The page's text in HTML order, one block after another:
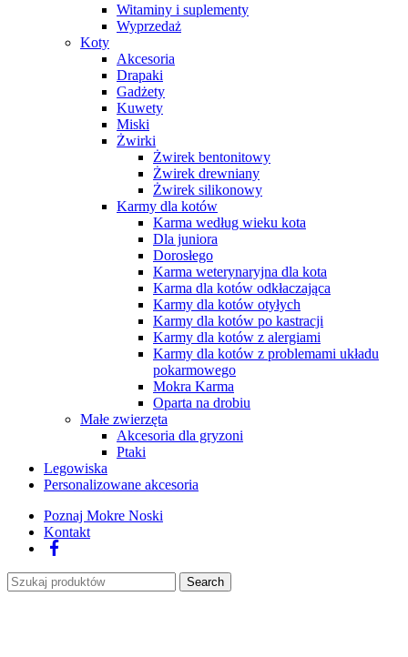
Witaminy i suplementy
Wyprzedaż
Koty
Akcesoria
Drapaki
Gadżety
Kuwety
Miski
Żwirki
Żwirek bentonitowy
Żwirek drewniany
Żwirek silikonowy
Karmy dla kotów
Karma według wieku kota
Dla juniora
Dorosłego
Karma weterynaryjna dla kota
Karma dla kotów odkłaczająca
Karmy dla kotów otyłych
Karmy dla kotów po kastracji
Karmy dla kotów z alergiami
Karmy dla kotów z problemami układu
pokarmowego
Mokra Karma
Oparta na drobiu
Małe zwierzęta
Akcesoria dla gryzoni
Ptaki
Legowiska
Personalizowane akcesoria
Poznaj Mokre Noski
Kontakt
Search